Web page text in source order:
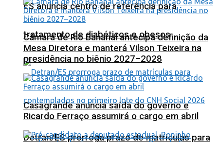
ES anuncia centro de referência para
tratamento de diabéticos e obesos
Detran/ES prorroga prazo de matrículas para
Câmara de Rio Bananal antecipa definição da
Mesa Diretora e manterá Vilson Teixeira na
presidência no biênio 2027–2028
Casagrande anuncia saída do governo e
Ricardo Ferraço assumirá o cargo em abril